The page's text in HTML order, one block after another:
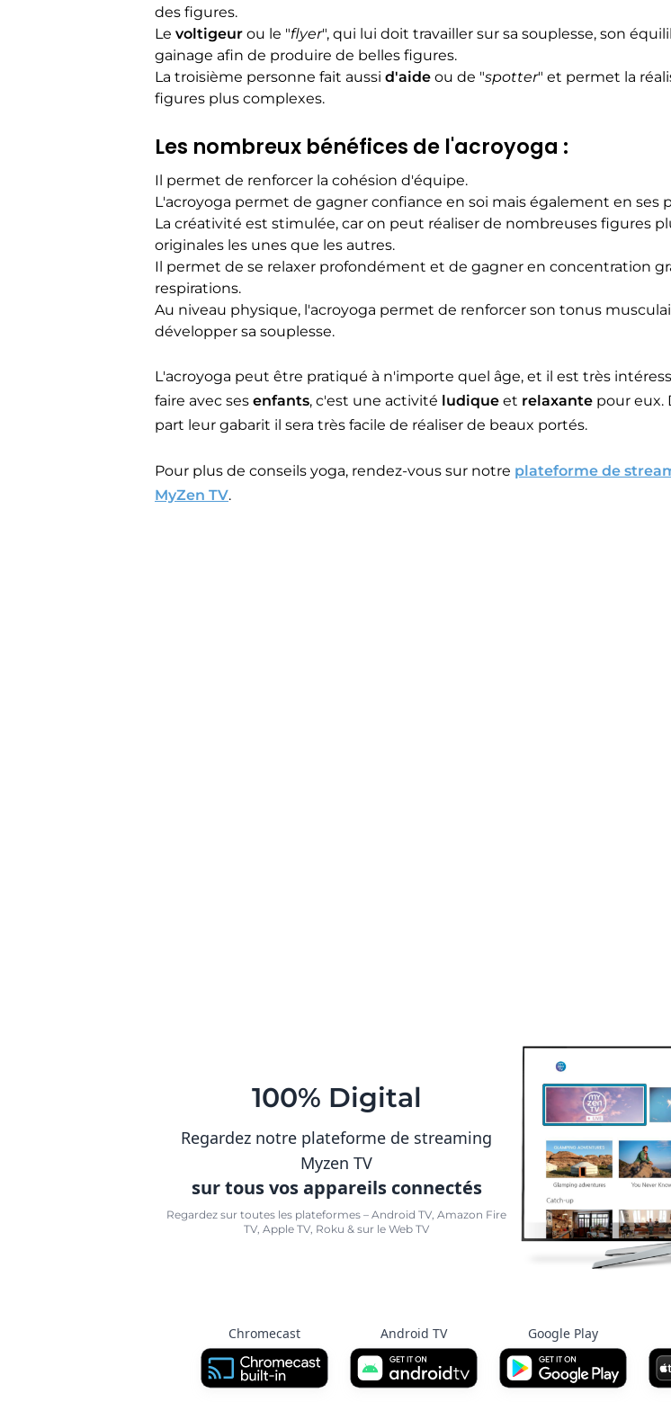
des figures.
Le voltigeur ou le "flyer", qui lui doit travailler sur sa souplesse, son
gainage afin de produire de belles figures.
La troisième personne fait aussi d'aide ou de "spotter" et permet la
figures plus complexes.
Les nombreux bénéfices de l'acroyoga :
Il permet de renforcer la cohésion d'équipe.
L'acroyoga permet de gagner confiance en soi mais également en ses
La créativité est stimulée, car on peut réaliser de nombreuses figures
originales les unes que les autres.
Il permet de se relaxer profondément et de gagner en concentration
respirations.
Au niveau physique, l'acroyoga permet de renforcer son tonus
développer sa souplesse.
L'acroyoga peut être pratiqué à n'importe quel âge, et il est très
faire avec ses enfants, c'est une activité ludique et relaxante pour eux.
part leur gabarit il sera très facile de réaliser de beaux portés.
Pour plus de conseils yoga, rendez-vous sur notre plateforme de
MyZen TV.
100% Digital
Regardez notre plateforme de streaming
Myzen TV
sur tous vos appareils connectés
Regardez sur toutes les plateformes – Android TV, Amazon Fire
TV, Apple TV, Roku & sur le Web TV
Chromecast Android TV Google Play